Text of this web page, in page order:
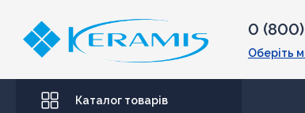
0
Оберіть
Каталог товарів